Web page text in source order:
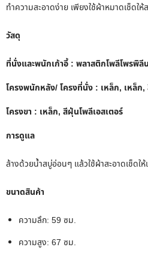
ทำความสะอาดง่าย เพียงใช้ผ้าหมาดเช็ดให้
วัสดุ
ที่นั่งและพนักเก้าอี้ : พลาสติกโพลีโพรพิลี
โครงพนักหลัง/ โครงที่นั่ง : เหล็ก, เหล็ก,
โครงขา : เหล็ก, สีฝุ่นโพลีเอสเตอร์
การดูแล
ล้างด้วยน้ำสบู่อ่อนๆ แล้วใช้ผ้าสะอาดเช็ดใ
ขนาดสินค้า
ความลึก: 59 ซม.
ความสูง: 67 ซม.